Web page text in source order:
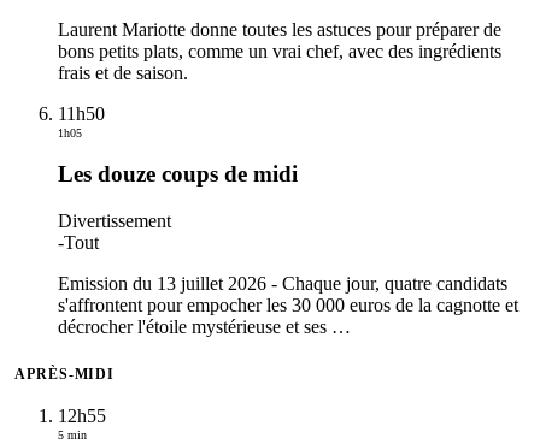
Laurent Mariotte donne toutes les astuces pour préparer de
bons petits plats, comme un vrai chef, avec des ingrédients
frais et de saison.
11h50
1h05
Les douze coups de midi
Divertissement
-Tout
Emission du 13 juillet 2026 - Chaque jour, quatre candidats
s'affrontent pour empocher les 30 000 euros de la cagnotte et
décrocher l'étoile mystérieuse et ses …
APRÈS-MIDI
12h55
5 min